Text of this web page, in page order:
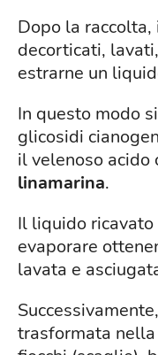
Dopo la
decorticati,
estrarne un
In questo modo
glicosidi
il velenoso acido
linamarina.
Il liquido
evaporare
lavata e
trasformata